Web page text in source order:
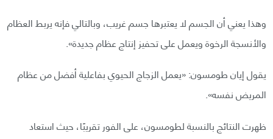
وهذا يعني أن الجسم لا يعتبرها جسم غريب، وبالتالي فإنه يربط العظام
والأنسجة الرخوة ويعمل على تحفيز إنتاج عظام جديدة».
يقول إيان طومسون: «يعمل الزجاج الحيوي بفاعلية أفضل من عظام
المريض نفسه».
ظهرت النتائج بالنسبة لطومسون، على الفور تقريبًا، حيث استعاد